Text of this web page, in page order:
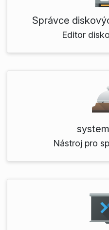
Správce
Editor
Nástroj pro